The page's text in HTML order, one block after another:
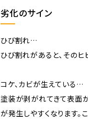
劣化のサイン
ひび割れ…
ひび割れがあると、そのヒ
コケ、カビが生えている…
塗装が剥がれてきて表面
が発生しやすくなります。